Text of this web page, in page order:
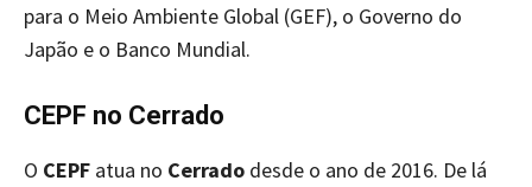
para o Meio Ambiente Global (GEF), o Governo do
Japão e o Banco Mundial.
CEPF no Cerrado
O CEPF atua no Cerrado desde o ano de 2016. De lá